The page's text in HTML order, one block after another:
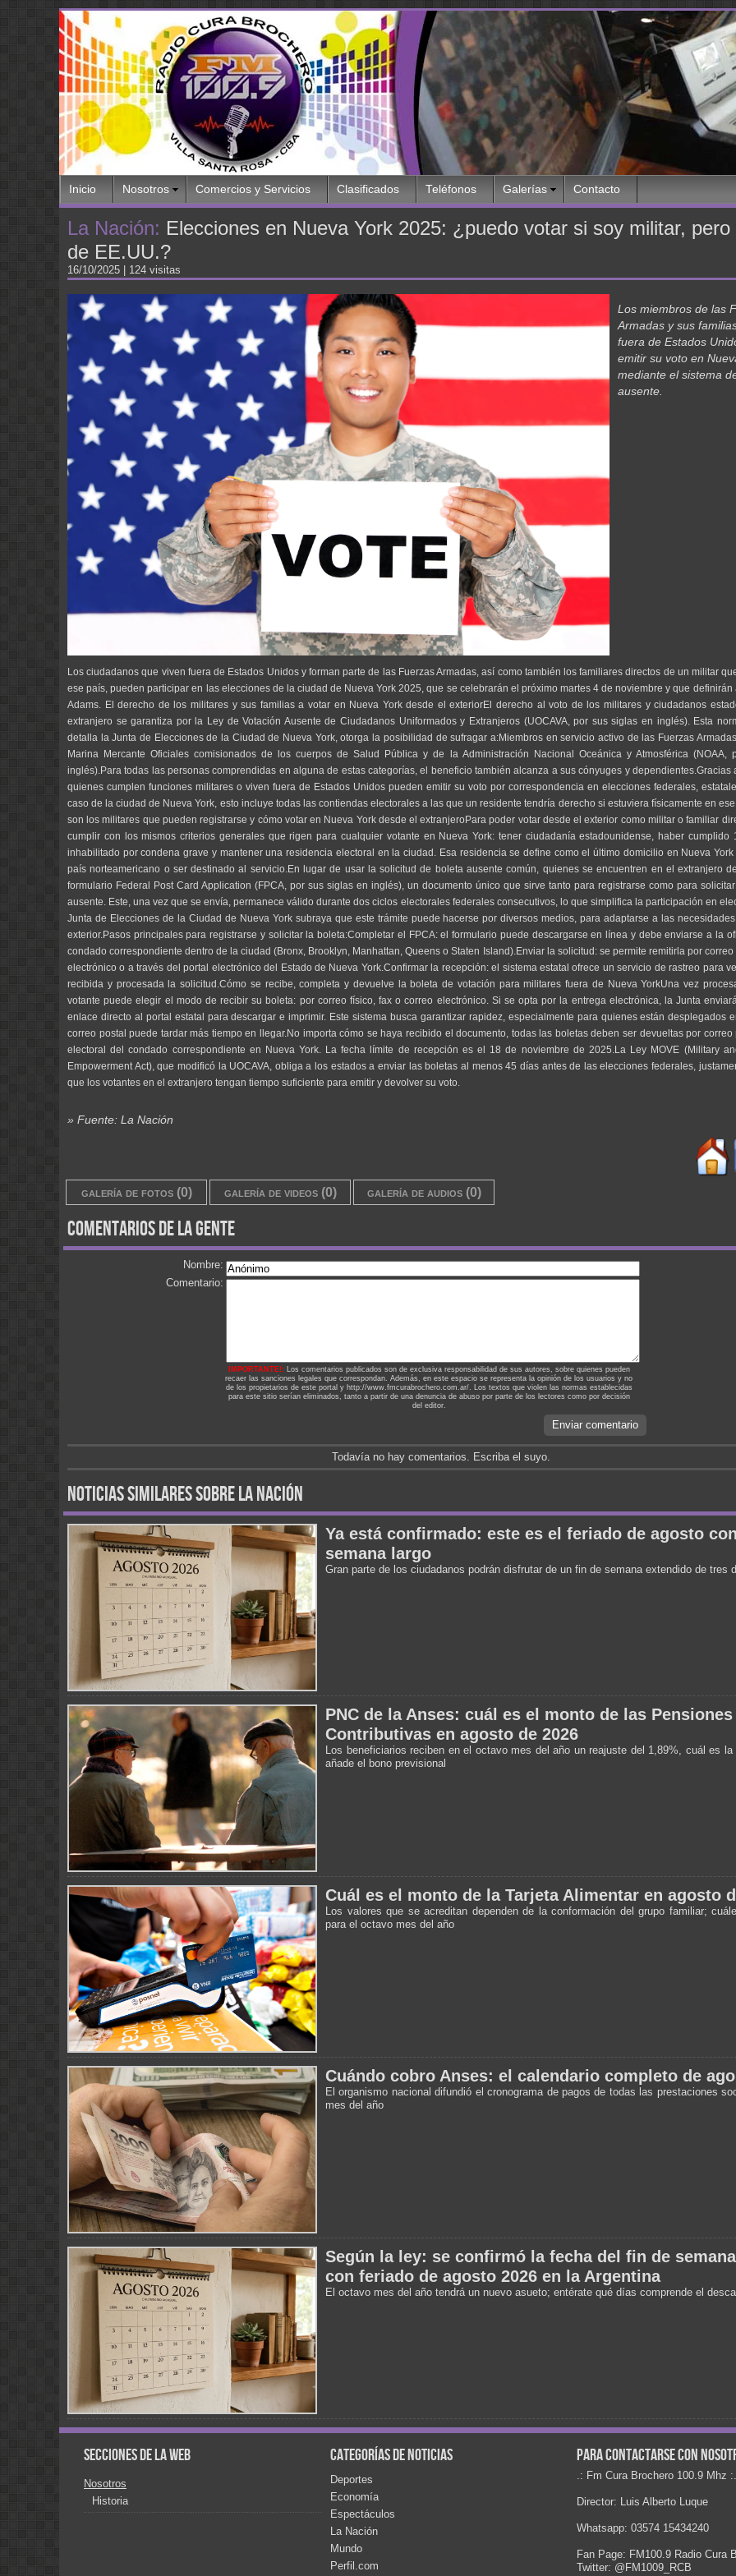
Inicio Nosotros Comercios y Servicios Clasificados Teléfonos Galerías Contacto
La Nación: Elecciones en Nueva York 2025: ¿puedo votar si soy militar,
de EE.UU.?
16/10/2025 | 124 visitas
Los miembros de las
Armadas y sus
fuera de Estados
emitir su voto en
mediante el sistema
ausente.
Los ciudadanos que viven fuera de Estados Unidos y forman parte de las Fuerzas Armadas, así como también los familiares directos de un militar
ese país, pueden participar en las elecciones de la ciudad de Nueva York 2025, que se celebrarán el próximo martes 4 de noviembre y que definirán
Adams. El derecho de los militares y sus familias a votar en Nueva York desde el exteriorEl derecho al voto de los militares y ciudadanos
extranjero se garantiza por la Ley de Votación Ausente de Ciudadanos Uniformados y Extranjeros (UOCAVA, por sus siglas en inglés). Esta
detalla la Junta de Elecciones de la Ciudad de Nueva York, otorga la posibilidad de sufragar a:Miembros en servicio activo de las Fuerzas
Marina Mercante Oficiales comisionados de los cuerpos de Salud Pública y de la Administración Nacional Oceánica y Atmosférica (NOAA,
inglés).Para todas las personas comprendidas en alguna de estas categorías, el beneficio también alcanza a sus cónyuges y dependientes.Gracias
quienes cumplen funciones militares o viven fuera de Estados Unidos pueden emitir su voto por correspondencia en elecciones federales,
caso de la ciudad de Nueva York, esto incluye todas las contiendas electorales a las que un residente tendría derecho si estuviera físicamente en
son los militares que pueden registrarse y cómo votar en Nueva York desde el extranjeroPara poder votar desde el exterior como militar o familiar
cumplir con los mismos criterios generales que rigen para cualquier votante en Nueva York: tener ciudadanía estadounidense, haber cumplido
inhabilitado por condena grave y mantener una residencia electoral en la ciudad. Esa residencia se define como el último domicilio en Nueva
país norteamericano o ser destinado al servicio.En lugar de usar la solicitud de boleta ausente común, quienes se encuentren en el extranjero
formulario Federal Post Card Application (FPCA, por sus siglas en inglés), un documento único que sirve tanto para registrarse como para
ausente. Este, una vez que se envía, permanece válido durante dos ciclos electorales federales consecutivos, lo que simplifica la participación en
Junta de Elecciones de la Ciudad de Nueva York subraya que este trámite puede hacerse por diversos medios, para adaptarse a las
exterior.Pasos principales para registrarse y solicitar la boleta:Completar el FPCA: el formulario puede descargarse en línea y debe enviarse a la
condado correspondiente dentro de la ciudad (Bronx, Brooklyn, Manhattan, Queens o Staten Island).Enviar la solicitud: se permite remitirla por correo
electrónico o a través del portal electrónico del Estado de Nueva York.Confirmar la recepción: el sistema estatal ofrece un servicio de rastreo para
recibida y procesada la solicitud.Cómo se recibe, completa y devuelve la boleta de votación para militares fuera de Nueva YorkUna vez
votante puede elegir el modo de recibir su boleta: por correo físico, fax o correo electrónico. Si se opta por la entrega electrónica, la Junta
enlace directo al portal estatal para descargar e imprimir. Este sistema busca garantizar rapidez, especialmente para quienes están desplegados
correo postal puede tardar más tiempo en llegar.No importa cómo se haya recibido el documento, todas las boletas deben ser devueltas por
electoral del condado correspondiente en Nueva York. La fecha límite de recepción es el 18 de noviembre de 2025.La Ley MOVE (Military
Empowerment Act), que modificó la UOCAVA, obliga a los estados a enviar las boletas al menos 45 días antes de las elecciones federales,
que los votantes en el extranjero tengan tiempo suficiente para emitir y devolver su voto.
» Fuente: La Nación
galería de fotos (0) galería de videos (0) galería de audios (0)
comentarios de la gente
Nombre:
Comentario:
IMPORTANTE!:
Los comentarios publicados son de exclusiva responsabilidad de sus autores, sobre quienes pueden
recaer las sanciones legales que correspondan. Además, en este espacio se representa la opinión de los usuarios y no
de los propietarios de este portal y http://www.fmcurabrochero.com.ar/. Los textos que violen las normas establecidas
para este sitio serían eliminados, tanto a partir de una denuncia de abuso por parte de los lectores como por decisión
del editor.
Enviar comentario
Todavía no hay comentarios. Escriba el suyo.
noticias similares sobre la nación
Ya está confirmado: este es el feriado de agosto
semana largo
Gran parte de los ciudadanos podrán disfrutar de un fin de semana extendido de tres
PNC de la Anses: cuál es el monto de las
Contributivas en agosto de 2026
Los beneficiarios reciben en el octavo mes del año un reajuste del 1,89%, cuál es
añade el bono previsional
Cuál es el monto de la Tarjeta Alimentar en agosto
Los valores que se acreditan dependen de la conformación del grupo familiar;
para el octavo mes del año
Cuándo cobro Anses: el calendario completo de
El organismo nacional difundió el cronograma de pagos de todas las prestaciones
mes del año
Según la ley: se confirmó la fecha del fin de
con feriado de agosto 2026 en la Argentina
El octavo mes del año tendrá un nuevo asueto; entérate qué días comprende el
Secciones de la web
Nosotros
Historia
Categorías de noticias
Deportes
Economía
Espectáculos
La Nación
Mundo
Perfil.com
Para contactarse con
.: Fm Cura Brochero 100.9 Mhz :.
Director: Luis Alberto Luque
Whatsapp: 03574 15434240
Fan Page: FM100.9 Radio Cura
Twitter: @FM1009_RCB